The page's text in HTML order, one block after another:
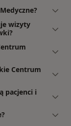
wizyty
Centrum
pacjenci i